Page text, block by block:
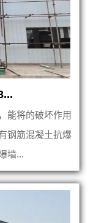
能将的破坏作用
钢筋混凝土抗爆
墙...